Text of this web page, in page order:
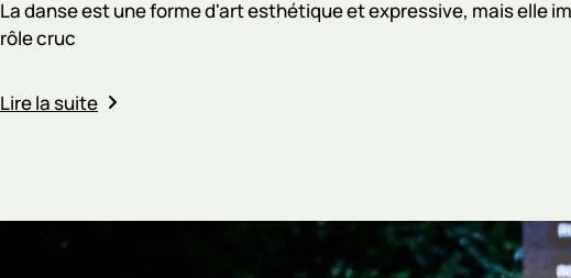
La danse est une forme d'art esthétique et expressive, mais elle
rôle cruc
Lire la suite